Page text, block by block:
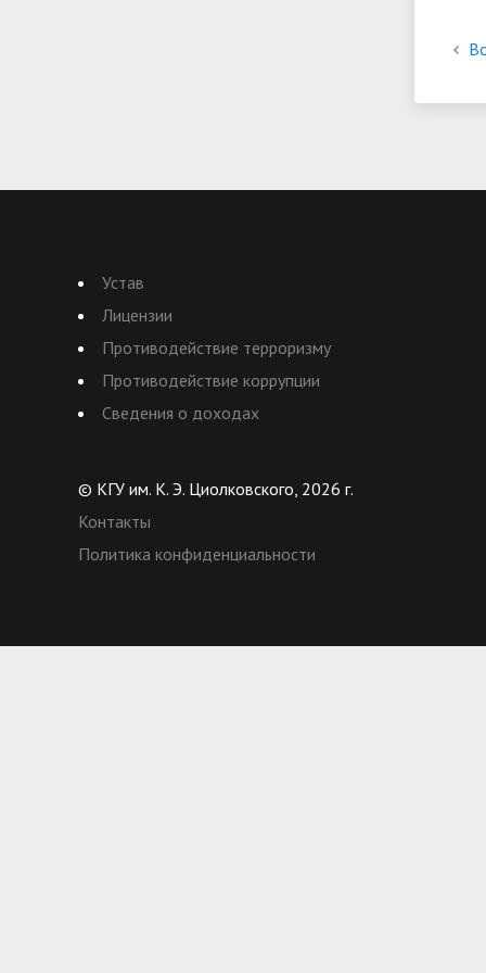
Устав
Лицензии
Противодействие терроризму
Противодействие коррупции
Сведения о доходах
© КГУ им. К. Э. Циолковского, 2026 г.
Контакты
Политика конфиденциальности